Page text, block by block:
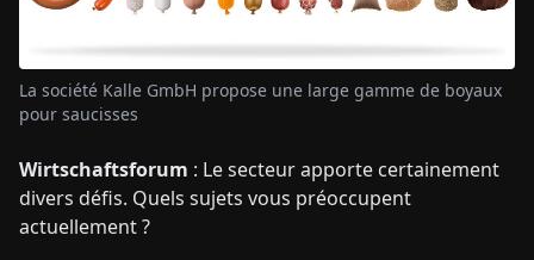
La société Kalle GmbH propose une large gamme de boyaux
pour saucisses
Wirtschaftsforum : Le secteur apporte certainement
divers défis. Quels sujets vous préoccupent
actuellement ?